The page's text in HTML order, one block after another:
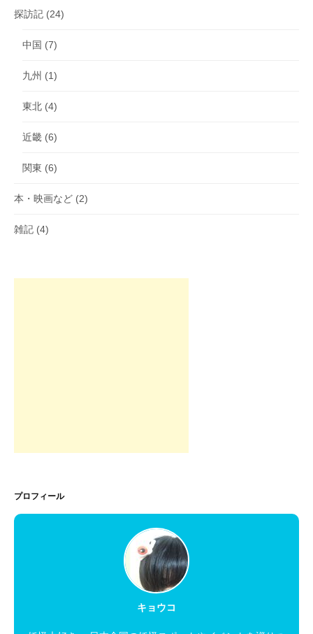
探訪記 (24)
中国 (7)
九州 (1)
東北 (4)
近畿 (6)
関東 (6)
本・映画など (2)
雑記 (4)
プロフィール
キョウコ